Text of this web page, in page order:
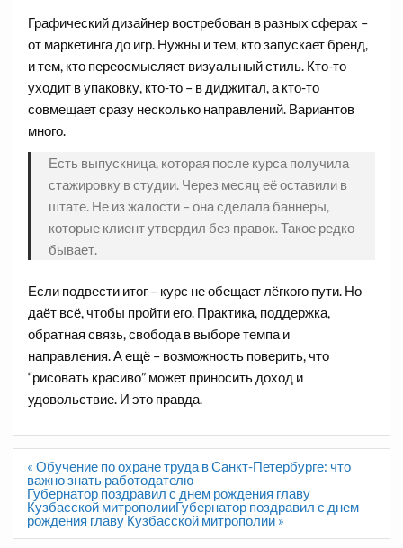
Графический дизайнер востребован в разных сферах –
от маркетинга до игр. Нужны и тем, кто запускает бренд,
и тем, кто переосмысляет визуальный стиль. Кто-то
уходит в упаковку, кто-то – в диджитал, а кто-то
совмещает сразу несколько направлений. Вариантов
много.
Есть выпускница, которая после курса получила
стажировку в студии. Через месяц её оставили в
штате. Не из жалости – она сделала баннеры,
которые клиент утвердил без правок. Такое редко
бывает.
Если подвести итог – курс не обещает лёгкого пути. Но
даёт всё, чтобы пройти его. Практика, поддержка,
обратная связь, свобода в выборе темпа и
направления. А ещё – возможность поверить, что
“рисовать красиво” может приносить доход и
удовольствие. И это правда.
Навигация
по
записям
« Обучение по охране труда в Санкт-Петербурге: что
важно знать работодателю
Губернатор поздравил с днем рождения главу
Кузбасской митрополииГубернатор поздравил с днем
рождения главу Кузбасской митрополии »